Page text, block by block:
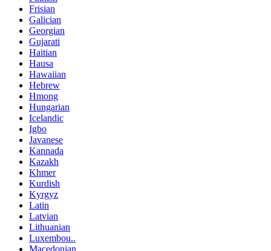
Frisian
Galician
Georgian
Gujarati
Haitian
Hausa
Hawaiian
Hebrew
Hmong
Hungarian
Icelandic
Igbo
Javanese
Kannada
Kazakh
Khmer
Kurdish
Kyrgyz
Latin
Latvian
Lithuanian
Luxembou..
Macedonian